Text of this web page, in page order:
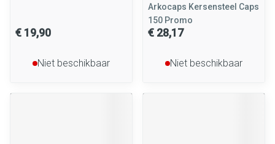
€ 19,90
Niet beschikbaar
Arkocaps Kersensteel Caps
150 Promo
€ 28,17
Niet beschikbaar